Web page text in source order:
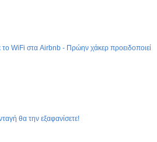
το WiFi στα Airbnb - Πρώην χάκερ προειδοποιεί
θα την εξαφανίσετε!